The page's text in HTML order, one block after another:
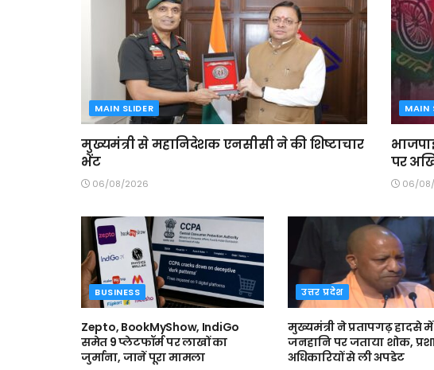
MAIN SLIDER
मुख्यमंत्री से महानिदेशक एनसीसी ने की शिष्टाचार
भेंट
06/08/2026
MAIN
पर
06/
BUSINESS
Zepto, BookMyShow, IndiGo
समेत 9 प्लेटफॉर्म पर लाखों का
जुर्माना, जानें पूरा मामला
उत्तर प्रदेश
मुख्यमंत्री ने प्रतापगढ़ हादसे
जनहानि पर जताया शोक,
अधिकारियों से ली अपडेट